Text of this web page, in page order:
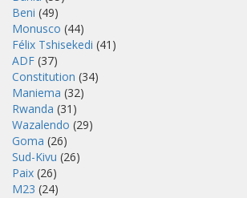
Beni (49)
Monusco (44)
Félix Tshisekedi (41)
ADF (37)
Constitution (34)
Maniema (32)
Rwanda (31)
Wazalendo (29)
Goma (26)
Sud-Kivu (26)
Paix (26)
M23 (24)